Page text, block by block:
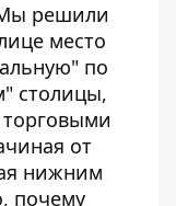
решили
место
по
столицы,
торговыми
от
нижним
почему